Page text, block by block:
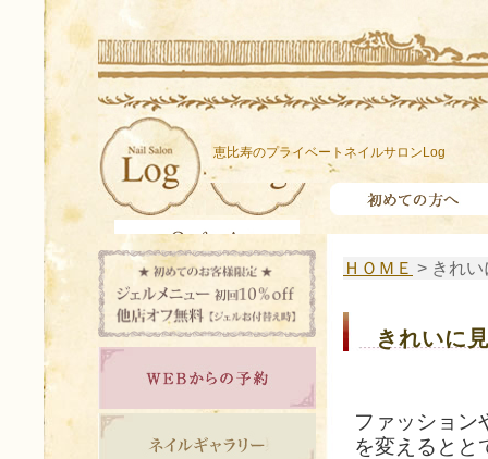
恵比寿のプライベートネイルサロンLog
ＨＯＭＥ > きれ
きれいに
ファッション
を変えるとと